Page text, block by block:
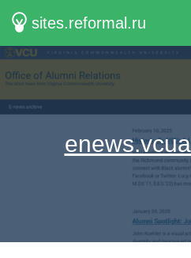
sites.reformal.ru